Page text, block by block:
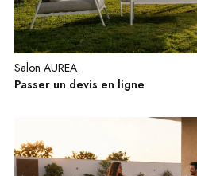
Salon AUREA
Passer un devis en ligne